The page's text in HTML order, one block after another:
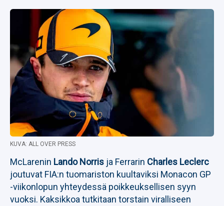
KUVA: ALL OVER PRESS
McLarenin Lando Norris ja Ferrarin Charles Leclerc
joutuvat FIA:n tuomariston kuultaviksi Monacon GP
-viikonlopun yhteydessä poikkeuksellisen syyn
vuoksi. Kaksikkoa tutkitaan torstain viralliseen